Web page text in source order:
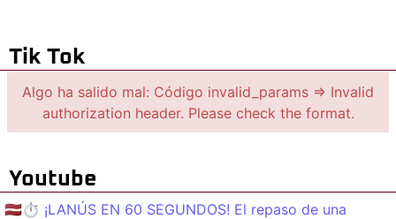
Tik Tok
Algo ha salido mal: Código invalid_params => Invalid
authorization header. Please check the format.
Youtube
🇱🇻⏱️ ¡LANÚS EN 60 SEGUNDOS! El repaso de una